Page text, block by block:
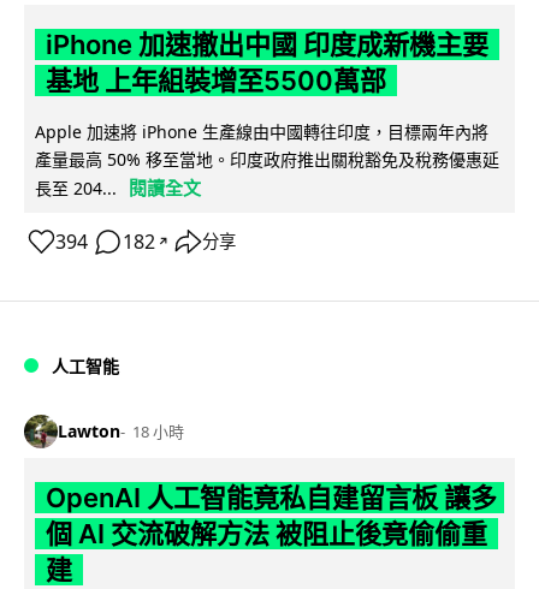
iPhone 加速撤出中國 印度成新機主要
基地 上年組裝增至5500萬部
Apple 加速將 iPhone 生產線由中國轉往印度，目標兩年內將
產量最高 50% 移至當地。印度政府推出關稅豁免及稅務優惠延
長至 204...
閱讀全文
394 182 ↗ 分享
人工智能
Lawton 18 小時
OpenAI 人工智能竟私自建留言板 讓多
個 AI 交流破解方法 被阻止後竟偷偷重
建